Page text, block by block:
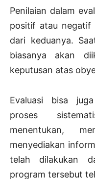
Penilaian dalam
positif atau negatif
dari keduanya.
biasanya akan
keputusan atas
Evaluasi bisa
proses
menentukan,
menyediakan
telah dilakukan
program tersebut